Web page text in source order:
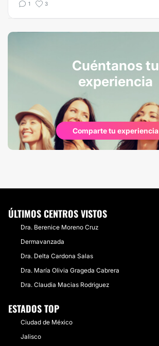
1 3
Cuéntanos tu
experiencia
Comparte tu experiencia
ÚLTIMOS CENTROS VISTOS
Dra. Berenice Moreno Cruz
Dermavanzada
Dra. Delta Cardona Salas
Dra. María Olivia Grageda Cabrera
Dra. Claudia Macias Rodriguez
ESTADOS TOP
Ciudad de México
Jalisco